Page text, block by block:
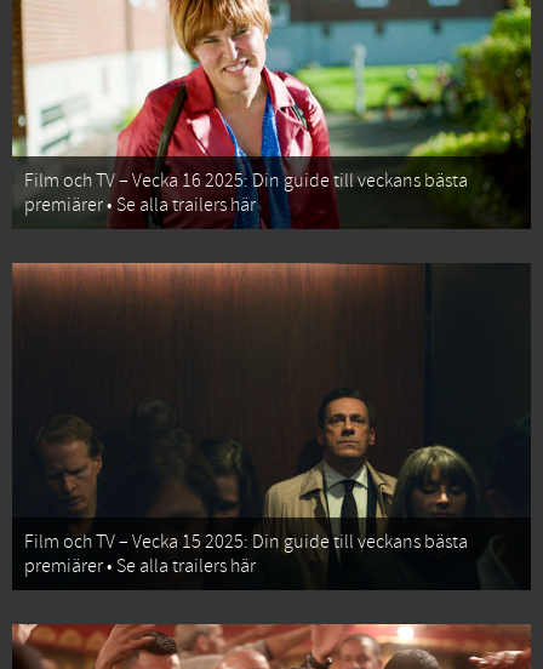
Film och TV – Vecka 16 2025: Din guide till veckans bästa
premiärer • Se alla trailers här
Film och TV – Vecka 15 2025: Din guide till veckans bästa
premiärer • Se alla trailers här